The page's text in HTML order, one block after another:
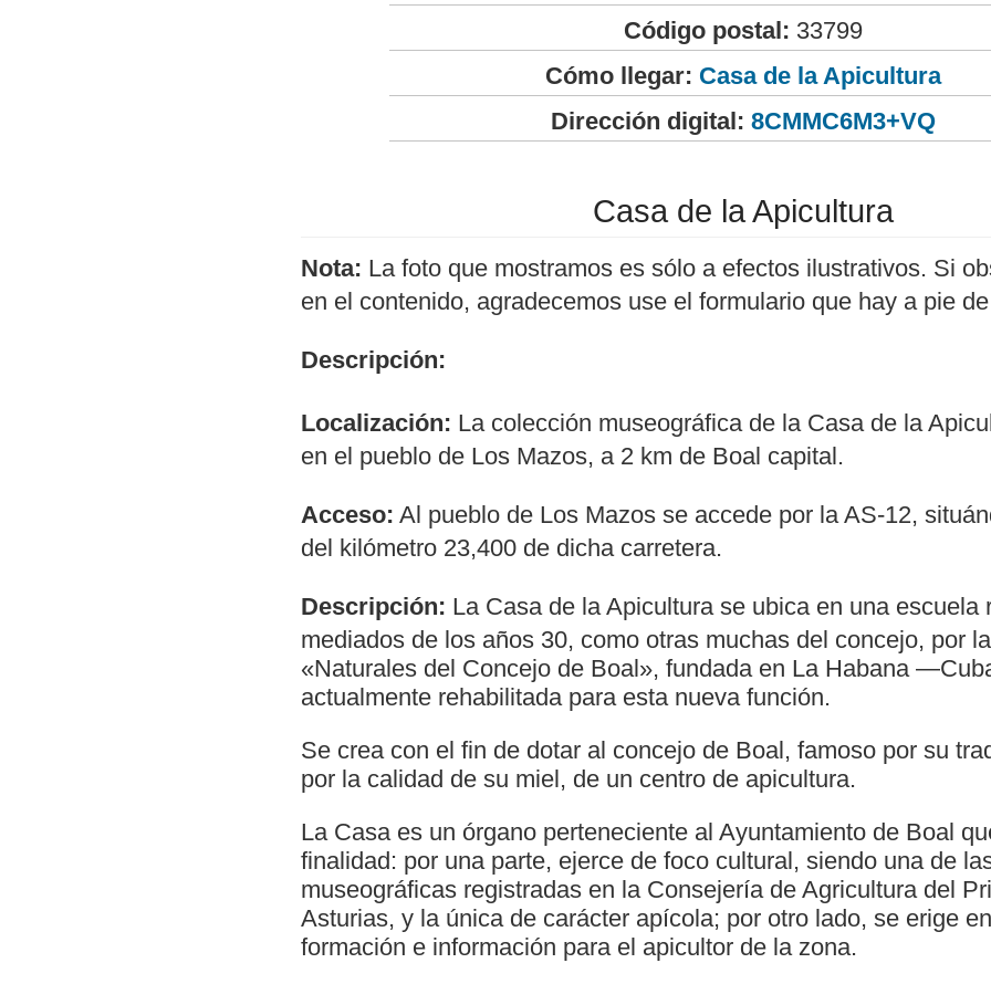
Código postal: 33799
Cómo llegar: Casa de la Apicultura
Dirección digital: 8CMMC6M3+VQ
Casa de la Apicultura
Nota: La foto que mostramos es sólo a efectos ilustrativos. Si
en el contenido, agradecemos use el formulario que hay a pie
Descripción:
Localización: La colección museográfica de la Casa de la
en el pueblo de Los Mazos, a 2 km de Boal capital.
Acceso: Al pueblo de Los Mazos se accede por la AS-12,
del kilómetro 23,400 de dicha carretera.
Descripción: La Casa de la Apicultura se ubica en una escuela
mediados de los años 30, como otras muchas del concejo, por
«Naturales del Concejo de Boal», fundada en La Habana
actualmente rehabilitada para esta nueva función.
Se crea con el fin de dotar al concejo de Boal, famoso por su
por la calidad de su miel, de un centro de apicultura.
La Casa es un órgano perteneciente al Ayuntamiento de Boal
finalidad: por una parte, ejerce de foco cultural, siendo una de
museográficas registradas en la Consejería de Agricultura del
Asturias, y la única de carácter apícola; por otro lado, se erige
formación e información para el apicultor de la zona.